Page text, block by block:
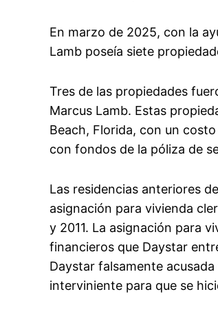
En marzo de 2025, con la
Lamb poseía siete
Tres de las propiedades
Marcus Lamb. Estas
Beach, Florida, con un
con fondos de la póliza de
Las residencias anteriores
asignación para vivienda
y 2011. La asignación para
financieros que Daystar
Daystar falsamente
interviniente para que se